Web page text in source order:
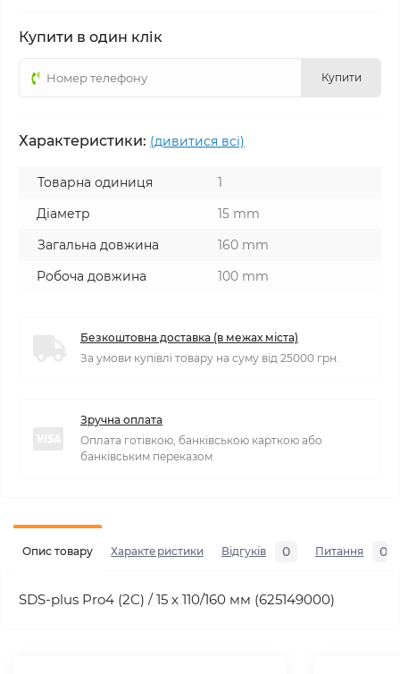
Купити в один клік
Купити
Характеристики: (дивитися всі)
Товарна одиниця
1
Діаметр
15 mm
Загальна довжина
160 mm
Робоча довжина
100 mm
Безкоштовна доставка (в межах міста)
За умови купівлі товару на суму від 25000 грн.
Зручна оплата
Оплата готівкою, банківською карткою або
банківським переказом
Опис товару Характеристики Відгуків 0 Питання 0
SDS-plus Pro4 (2C) / 15 x 110/160 мм (625149000)